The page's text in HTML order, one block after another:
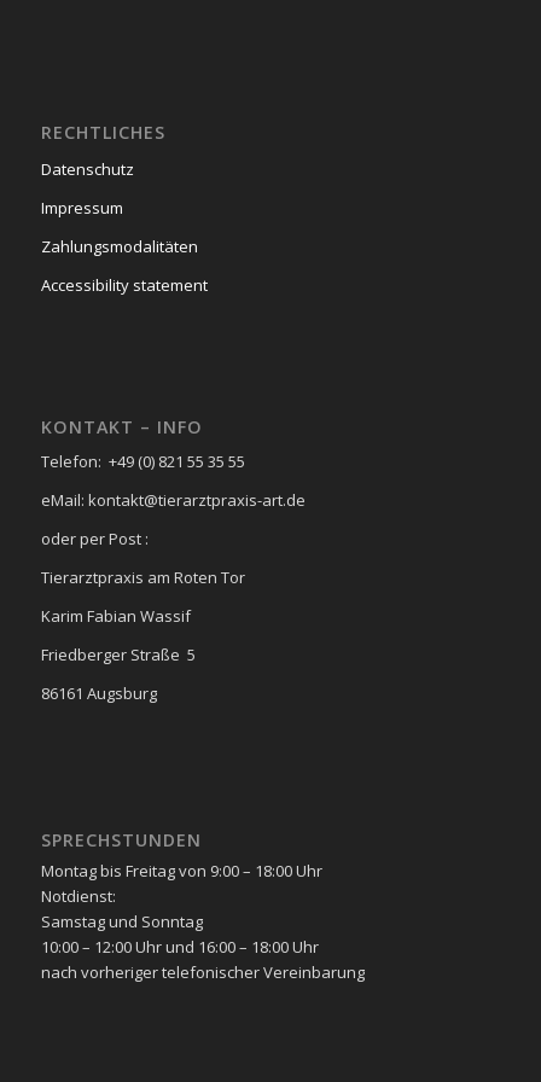
RECHTLICHES
Datenschutz
Impressum
Zahlungsmodalitäten
Accessibility statement
KONTAKT – INFO
Telefon: +49 (0) 821 55 35 55
eMail: kontakt@tierarztpraxis-art.de
oder per Post :
Tierarztpraxis am Roten Tor
Karim Fabian Wassif
Friedberger Straße 5
86161 Augsburg
SPRECHSTUNDEN
Montag bis Freitag von 9:00 – 18:00 Uhr
Notdienst:
Samstag und Sonntag
10:00 – 12:00 Uhr und 16:00 – 18:00 Uhr
nach vorheriger telefonischer Vereinbarung